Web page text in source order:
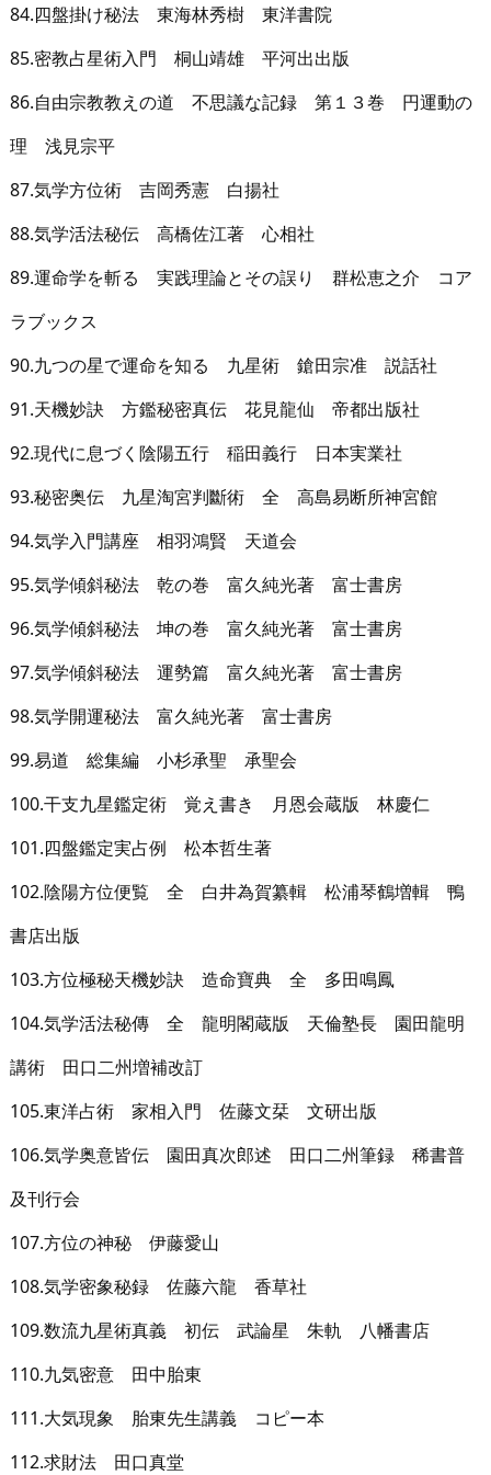
84.四盤掛け秘法 東海林秀樹 東洋書院
85.密教占星術入門 桐山靖雄 平河出出版
86.自由宗教教えの道 不思議な記録 第１３巻 円運動の
理 浅見宗平
87.気学方位術 吉岡秀憲 白揚社
88.気学活法秘伝 高橋佐江著 心相社
89.運命学を斬る 実践理論とその誤り 群松恵之介 コア
ラブックス
90.九つの星で運命を知る 九星術 鎗田宗准 説話社
91.天機妙訣 方鑑秘密真伝 花見龍仙 帝都出版社
92.現代に息づく陰陽五行 稲田義行 日本実業社
93.秘密奥伝 九星淘宮判斷術 全 高島易断所神宮館
94.気学入門講座 相羽鴻賢 天道会
95.気学傾斜秘法 乾の巻 富久純光著 富士書房
96.気学傾斜秘法 坤の巻 富久純光著 富士書房
97.気学傾斜秘法 運勢篇 富久純光著 富士書房
98.気学開運秘法 富久純光著 富士書房
99.易道 総集編 小杉承聖 承聖会
100.干支九星鑑定術 覚え書き 月恩会蔵版 林慶仁
101.四盤鑑定実占例 松本哲生著
102.陰陽方位便覧 全 白井為賀纂輯 松浦琴鶴増輯 鴨
書店出版
103.方位極秘天機妙訣 造命寶典 全 多田鳴鳳
104.気学活法秘傳 全 龍明閣蔵版 天倫塾長 園田龍明
講術 田口二州増補改訂
105.東洋占術 家相入門 佐藤文栞 文研出版
106.気学奥意皆伝 園田真次郎述 田口二州筆録 稀書普
及刊行会
107.方位の神秘 伊藤愛山
108.気学密象秘録 佐藤六龍 香草社
109.数流九星術真義 初伝 武論星 朱軌 八幡書店
110.九気密意 田中胎東
111.大気現象 胎東先生講義 コピー本
112.求財法 田口真堂